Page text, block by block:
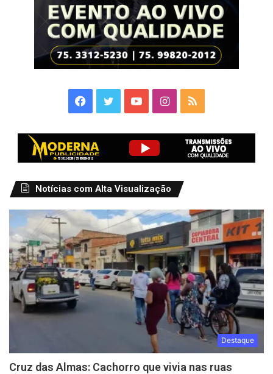
Facebook
TwitterYouTubeInstagram
RSS
Notícias com Alta Visualização
Destaque
Cruz das Almas: Cachorro que vivia nas ruas